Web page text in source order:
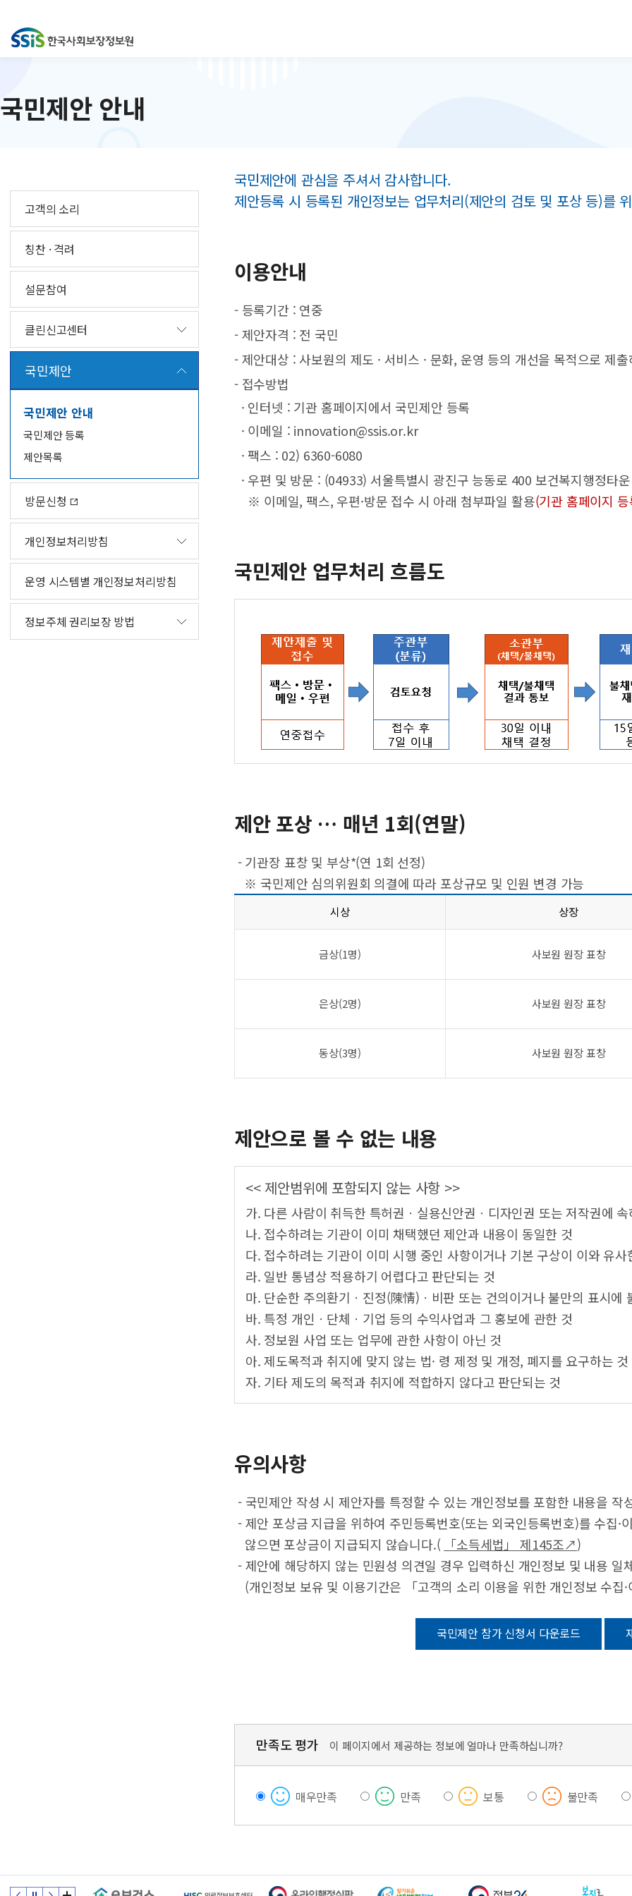
국민제안 안내
고객의 소리
칭찬 · 격려
설문참여
클린신고센터
국민제안
국민제안 안내
국민제안 등록
제안목록
방문신청
개인정보처리방침
운영 시스템별 개인정보처리방침
정보주체 권리보장 방법
국민제안에 관심을 주셔서 감사합니다.
제안등록 시 등록된 개인정보는 업무처리(제안의 검토 및 포상 등)를
이용안내
- 등록기간 : 연중
- 제안자격 : 전 국민
- 제안대상 : 사보원의 제도 · 서비스 · 문화, 운영 등의 개선을 목적으로 제
- 접수방법
· 인터넷 : 기관 홈페이지에서 국민제안 등록
· 이메일 : innovation@ssis.or.kr
· 팩스 : 02) 6360-6080
· 우편 및 방문 : (04933) 서울특별시 광진구 능동로 400 보건복지행정타
※ 이메일, 팩스, 우편·방문 접수 시 아래 첨부파일 활용(기관 홈페이지
국민제안 업무처리 흐름도
제안 포상 … 매년 1회(연말)
- 기관장 표창 및 부상*(연 1회 선정)
※ 국민제안 심의위원회 의결에 따라 포상규모 및 인원 변경 가능
시상 상장
금상(1명) 사보원 원장 표창
은상(2명) 사보원 원장 표창
동상(3명) 사보원 원장 표창
제안으로 볼 수 없는 내용
<< 제안범위에 포함되지 않는 사항 >>
가. 다른 사람이 취득한 특허권ㆍ실용신안권ㆍ디자인권 또는 저작권에
나. 접수하려는 기관이 이미 채택했던 제안과 내용이 동일한 것
다. 접수하려는 기관이 이미 시행 중인 사항이거나 기본 구상이 이와 유사
라. 일반 통념상 적용하기 어렵다고 판단되는 것
마. 단순한 주의환기ㆍ진정(陳情)ㆍ비판 또는 건의이거나 불만의 표시에
바. 특정 개인ㆍ단체ㆍ기업 등의 수익사업과 그 홍보에 관한 것
사. 정보원 사업 또는 업무에 관한 사항이 아닌 것
아. 제도목적과 취지에 맞지 않는 법· 령 제정 및 개정, 폐지를 요구하는 것
자. 기타 제도의 목적과 취지에 적합하지 않다고 판단되는 것
유의사항
- 국민제안 작성 시 제안자를 특정할 수 있는 개인정보를 포함한 내용을
- 제안 포상금 지급을 위하여 주민등록번호(또는 외국인등록번호)를 수집·
않으면 포상금이 지급되지 않습니다.(
「소득세법」 제145조↗)
- 제안에 해당하지 않는 민원성 의견일 경우 입력하신 개인정보 및 내용
(개인정보 보유 및 이용기간은 「고객의 소리 이용을 위한 개인정보 수집
국민제안 참가 신청서 다운로드
만족도 평가 이 페이지에서 제공하는 정보에 얼마나 만족하십니까?
매우만족 만족 보통 불만족